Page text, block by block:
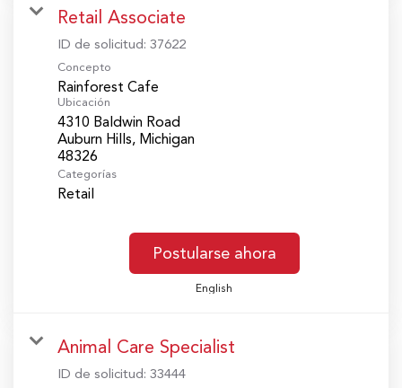
Retail Associate
ID de solicitud: 37622
Concepto
Rainforest Cafe
Ubicación
4310 Baldwin Road
Auburn Hills, Michigan
Categorías
Retail
Postularse ahora
English
Animal Care Specialist
ID de solicitud: 33444